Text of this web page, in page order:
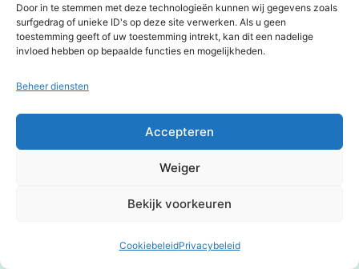
Door in te stemmen met deze technologieën kunnen wij gegevens zoals
surfgedrag of unieke ID's op deze site verwerken. Als u geen
toestemming geeft of uw toestemming intrekt, kan dit een nadelige
invloed hebben op bepaalde functies en mogelijkheden.
Beheer diensten
Accepteren
Weiger
Bekijk voorkeuren
CookiebeleidPrivacybeleid
Webstats4u niet voor mij
Werkvinder maakt het vinden van werk makkelijker
Donkere modus: